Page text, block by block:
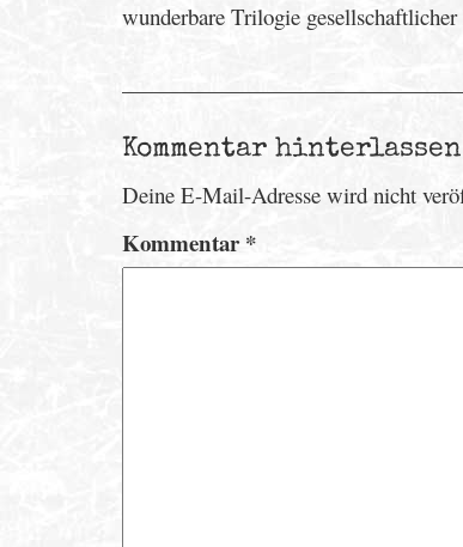
wunderbare Trilogie
Kommentar hinterlassen
Deine E-Mail-Adresse wird nicht
Kommentar*